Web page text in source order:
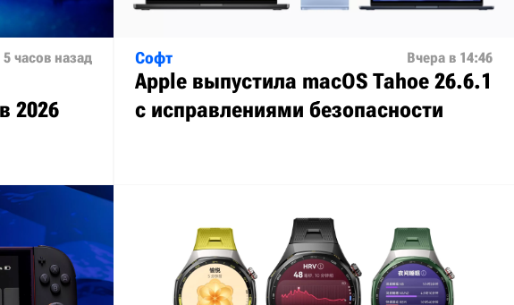
5 часов назад
2026
Софт Вчера в 14:46
Apple выпустила macOS Tahoe 26.6.1
с исправлениями безопасности